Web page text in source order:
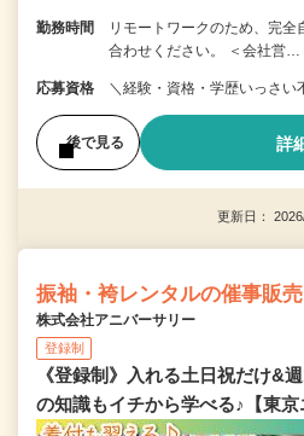
勤務時間
リモートワークのため、完
合わせください。 ＜会社営…
応募資格 ＼経験・資格・学歴いっさい
後で見る 詳
更新日：
振袖・袴レンタルの催事販
株式会社アニバーサリー
登録制
《登録制》入れる土日祝だけ&
の知識もイチから学べる♪【東京